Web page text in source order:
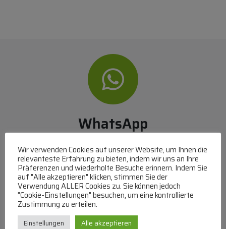
WhatsApp
aufnehmen
(MO-DO 8-17, FR 8-15 Uhr,+43 1 267 67 60)
Bei uns können Sie bezahlen per:
Überweisung
PayPal
MasterCard
Wir verwenden Cookies auf unserer Website, um Ihnen die
relevanteste Erfahrung zu bieten, indem wir uns an Ihre
Präferenzen und wiederholte Besuche erinnern. Indem Sie
auf "Alle akzeptieren" klicken, stimmen Sie der
Verwendung ALLER Cookies zu. Sie können jedoch
"Cookie-Einstellungen" besuchen, um eine kontrollierte
Zustimmung zu erteilen.
Einstellungen Alle akzeptieren